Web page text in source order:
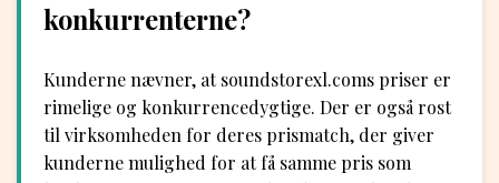
konkurrenterne?
Kunderne nævner, at soundstorexl.coms priser er
rimelige og konkurrencedygtige. Der er også rost
til virksomheden for deres prismatch, der giver
kunderne mulighed for at få samme pris som